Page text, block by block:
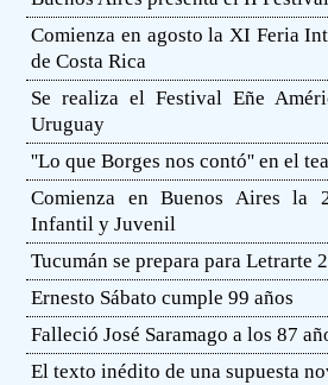
Comienza en agosto la XI Feria
de Costa Rica
Se realiza el Festival Eñe
Uruguay
''Lo que Borges nos contó'' en el
Comienza en Buenos Aires la
Infantil y Juvenil
Tucumán se prepara para Letrarte
Ernesto Sábato cumple 99 años
Falleció José Saramago a los 87
El texto inédito de una supuesta